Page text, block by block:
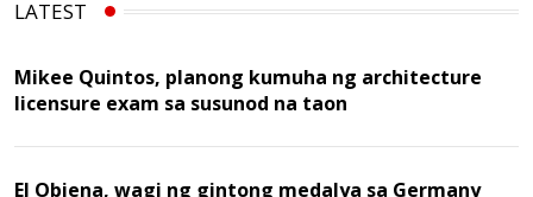
LATEST
Mikee Quintos, planong kumuha ng architecture
licensure exam sa susunod na taon
EJ Obiena, wagi ng gintong medalya sa Germany